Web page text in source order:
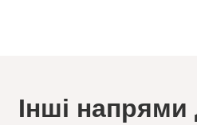
Інші напрями